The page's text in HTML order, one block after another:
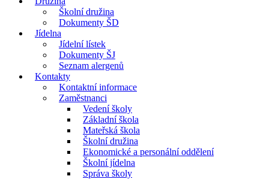
Školní družina
Dokumenty ŠD
Jídelna
Jídelní lístek
Dokumenty ŠJ
Seznam alergenů
Kontakty
Kontaktní informace
Zaměstnanci
Vedení školy
Základní škola
Mateřská škola
Školní družina
Ekonomické a personální oddělení
Školní jídelna
Správa školy